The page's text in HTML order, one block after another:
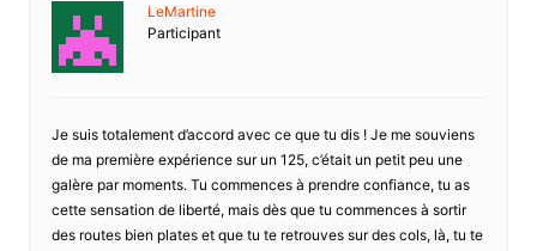
LeMartine
Participant
Je suis totalement d’accord avec ce que tu dis ! Je me souviens
de ma première expérience sur un 125, c’était un petit peu une
galère par moments. Tu commences à prendre confiance, tu as
cette sensation de liberté, mais dès que tu commences à sortir
des routes bien plates et que tu te retrouves sur des cols, là, tu te